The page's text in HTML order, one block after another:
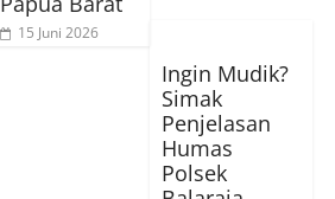
15 Juni 2026
Ingin Mudik?
Simak
Penjelasan
Humas
Polsek